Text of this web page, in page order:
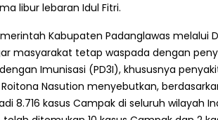
libur lebaran Idul Fitri.
Kabupaten Padanglawas melalui
masyarakat tetap waspada dengan
Imunisasi (PD3I), khususnya
Nasution menyebutkan,
8.716 kasus Campak di seluruh wilayah